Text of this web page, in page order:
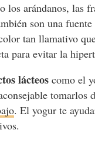
los arándanos, las
son una
tan llamativo
para evitar la
lácteos como el
tomarlos
. El yogur te